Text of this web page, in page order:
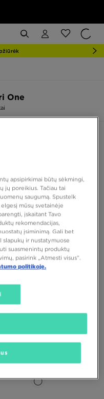
One
ONE SLIDE
€
apsipirkimai būtų sėkmingi,
jų poreikius. Tačiau tai
saugumą. Spustelk
mūsų svetainėje
įskaitant Tavo
rekomendacijas,
įsiminimą. Gali bet
slapukų ir nustatymuose
suasmenintų produktų
pasirink „Atmesti visus”.
politikoje.